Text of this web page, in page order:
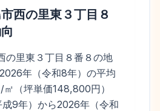
西の里東３丁目８
の里東３丁目８番８の地
年（令和8年）の平均
（坪単価148,800円）
9年）から2026年（令和